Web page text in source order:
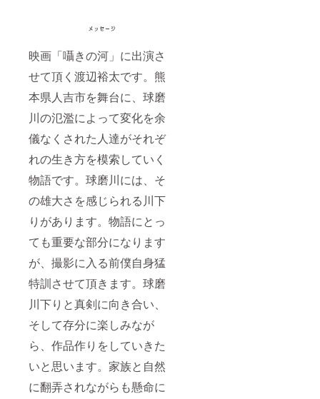
映画「囁きの河」に出演さ
せて頂く渡辺裕太です。熊
本県人吉市を舞台に、球磨
川の氾濫によって変化を余
儀なくされた人達がそれぞ
れの生き方を模索していく
物語です。球磨川には、そ
の雄大さを感じられる川下
りがあります。物語にとっ
ても重要な部分になります
が、撮影に入る前僕自身猛
特訓させて頂きます。球磨
川下りと真剣に向き合い、
そして存分に楽しみなが
ら、作品作りをしていきた
いと思います。家族と自然
に翻弄されながらも懸命に